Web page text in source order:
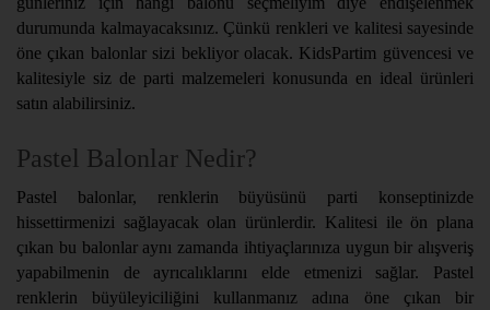
durumunda kalmayacaksınız. Çünkü renkleri ve kalitesi sayesinde
öne çıkan balonlar sizi bekliyor olacak. KidsPartim güvencesi ve
kalitesiyle siz de parti malzemeleri konusunda en ideal ürünleri
satın alabilirsiniz.
Pastel Balonlar Nedir?
Pastel balonlar, renklerin büyüsünü parti konseptinizde
hissettirmenizi sağlayacak olan ürünlerdir. Kalitesi ile ön plana
çıkan bu balonlar aynı zamanda ihtiyaçlarınıza uygun bir alışveriş
yapabilmenin de ayrıcalıklarını elde etmenizi sağlar. Pastel
renklerin büyüleyiciliğini kullanmanız adına öne çıkan bir